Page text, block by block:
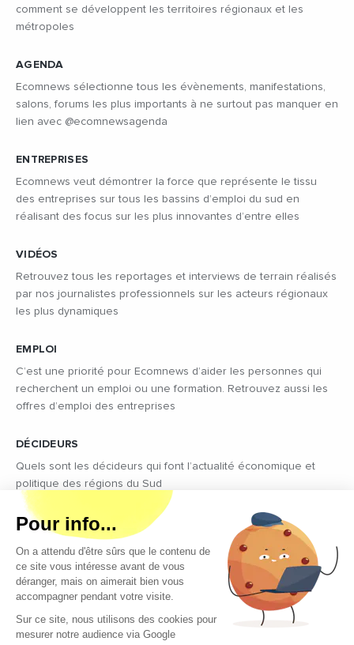
comment se développent les territoires régionaux et les
métropoles
AGENDA
Ecomnews sélectionne tous les évènements, manifestations,
salons, forums les plus importants à ne surtout pas manquer en
lien avec @ecomnewsagenda
ENTREPRISES
Ecomnews veut démontrer la force que représente le tissu
des entreprises sur tous les bassins d’emploi du sud en
réalisant des focus sur les plus innovantes d’entre elles
VIDÉOS
Retrouvez tous les reportages et interviews de terrain réalisés
par nos journalistes professionnels sur les acteurs régionaux
les plus dynamiques
EMPLOI
C’est une priorité pour Ecomnews d’aider les personnes qui
recherchent un emploi ou une formation. Retrouvez aussi les
offres d’emploi des entreprises
DÉCIDEURS
Quels sont les décideurs qui font l’actualité économique et
politique des régions du Sud
Copyright © 2026 - Tous droits réservés
Qui sommes-nous ?